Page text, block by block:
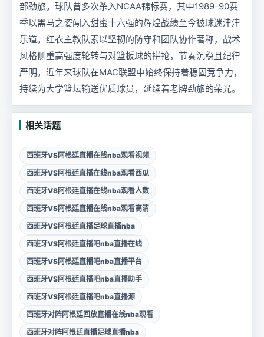
部劲旅。球队曾多次杀入NCAA锦标赛，其中1989-90赛
季以黑马之姿闯入甜蜜十六强的辉煌战绩至今被球迷津津
乐道。红衣主教队素以坚韧的防守和团队协作著称，战术
风格侧重高强度轮转与对篮板球的拼抢，节奏沉稳且纪律
严明。近年来球队在MAC联盟中始终保持着稳固竞争力，
持续为大学篮坛输送优质球员，延续着老牌劲旅的荣光。
相关话题
西班牙VS阿根廷直播在线nba观看视频
西班牙VS阿根廷直播在线nba观看西瓜
西班牙VS阿根廷直播在线nba观看人数
西班牙VS阿根廷直播在线nba观看高清
西班牙VS阿根廷直播足球直播nba
西班牙VS阿根廷直播吧nba直播在线
西班牙VS阿根廷直播吧nba直播平台
西班牙VS阿根廷直播吧nba直播助手
西班牙VS阿根廷直播吧nba直播源
西班牙对阵阿根廷回放直播在线nba观看
西班牙对阵阿根廷直播足球直播nba